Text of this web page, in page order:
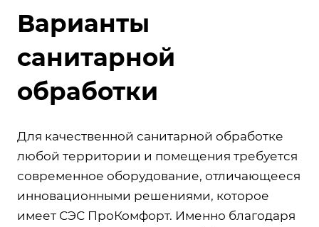
Варианты
санитарной
обработки
Для качественной санитарной обработке
любой территории и помещения требуется
современное оборудование, отличающееся
инновационными решениями, которое
имеет СЭС ПроКомфорт. Именно благодаря